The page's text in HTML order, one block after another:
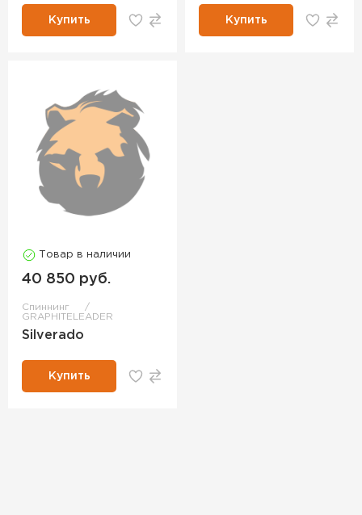
Купить Купить
Товар в наличии
40 850 руб.
Спиннинг
GRAPHITELEADER
Silverado
Купить